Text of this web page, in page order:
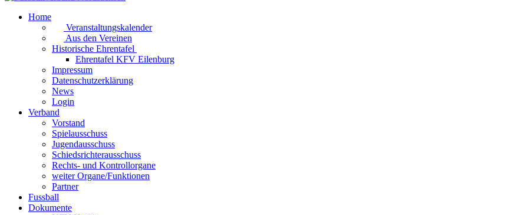
Home
Veranstaltungskalender
Aus den Vereinen
Historische Ehrentafel
Ehrentafel KFV Eilenburg
Impressum
Datenschutzerklärung
News
Login
Verband
Vorstand
Spielausschuss
Jugendausschuss
Schiedsrichterausschuss
Rechts- und Kontrollorgane
weiter Organe/Funktionen
Partner
Fussball
Dokumente